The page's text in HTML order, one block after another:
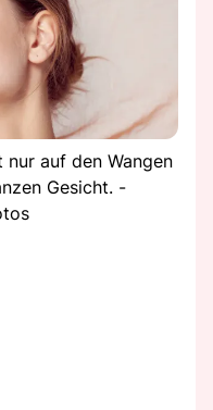
auf den Wangen
Gesicht. -